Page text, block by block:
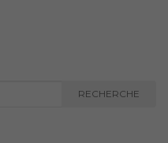
RECHERCHE